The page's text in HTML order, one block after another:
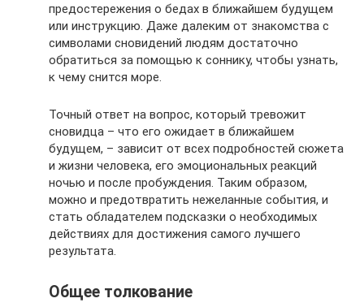
предостережения о бедах в ближайшем будущем
или инструкцию. Даже далеким от знакомства с
символами сновидений людям достаточно
обратиться за помощью к соннику, чтобы узнать,
к чему снится море.
Точный ответ на вопрос, который тревожит
сновидца – что его ожидает в ближайшем
будущем, – зависит от всех подробностей сюжета
и жизни человека, его эмоциональных реакций
ночью и после пробуждения. Таким образом,
можно и предотвратить нежеланные события, и
стать обладателем подсказки о необходимых
действиях для достижения самого лучшего
результата.
Общее толкование